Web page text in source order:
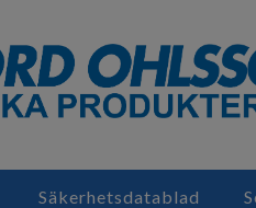
Säkerhetsdatablad